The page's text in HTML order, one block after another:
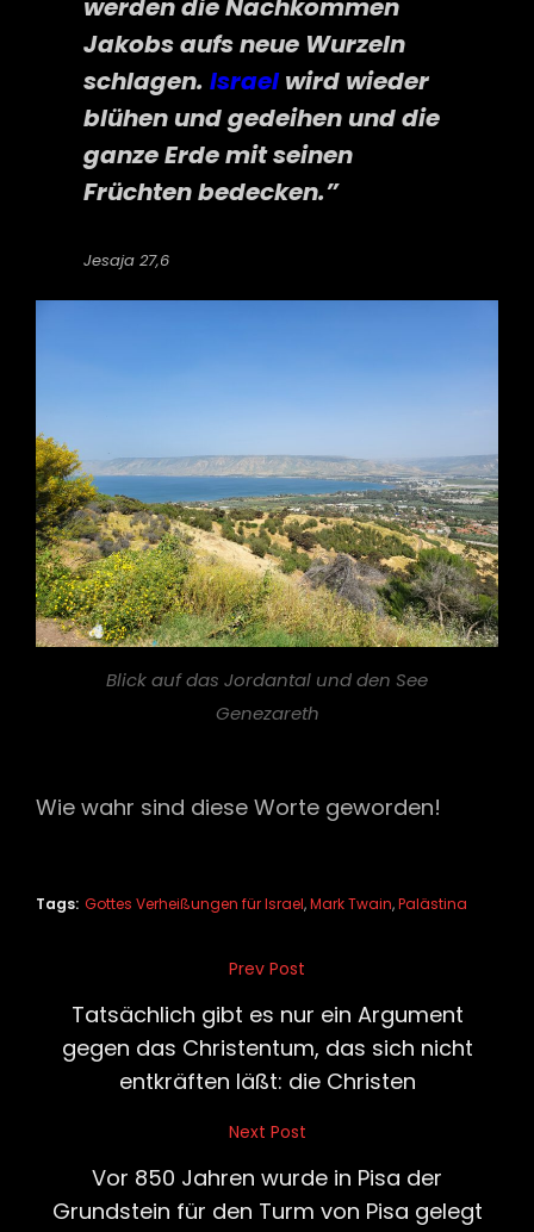
werden die Nachkommen
Jakobs aufs neue Wurzeln
schlagen. Israelwird wieder
blühen und gedeihen und die
ganze Erde mit seinen
Früchten bedecken.”
Jesaja 27,6
Blick auf das Jordantal und den See
Genezareth
Wie wahr sind diese Worte geworden!
Tags: Gottes Verheißungen für Israel,Mark Twain,Palästina
Beitragsnavigation
Post
Prev Post
Tatsächlich gibt es nur ein Argument
gegen das Christentum, das sich nicht
entkräften läßt: die Christen
Next Post
Vor 850 Jahren wurde in Pisa der
Grundstein für den Turm von Pisa gelegt